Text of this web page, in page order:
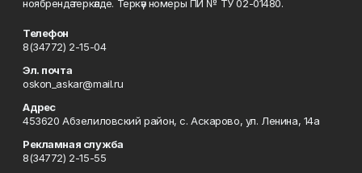
ноябрендә теркәлде. Теркәү номеры ПИ № ТУ 02-01480.
Телефон
8(34772) 2-15-04
Эл. почта
oskon_askar@mail.ru
Адрес
453620 Абзелиловский район, с. Аскарово, ул. Ленина, 14а
Рекламная служба
8(34772) 2-15-55